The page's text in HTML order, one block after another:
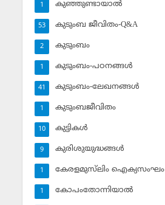
കുഞ്ഞുണ്ടായാല്‍
1
കുടുംബ ജീവിതം-Q&A
53
കുടുംബം
2
കുടുംബം-പഠനങ്ങള്‍
1
കുടുംബം-ലേഖനങ്ങള്‍
41
കുടുംബജീവിതം
1
കുട്ടികള്‍
10
കുരിശുയുദ്ധങ്ങള്‍
9
കേരളമുസ്‌ലിം ഐക്യസംഘം
1
കോപംതോന്നിയാല്‍
1